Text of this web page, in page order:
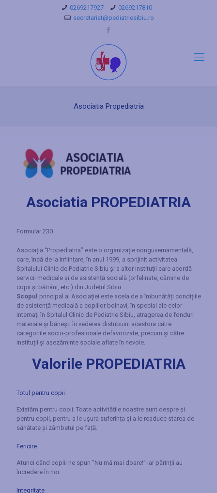
0269217927
0269217810
secretariat@pediatriesibiu.ro
Asociatia Propediatria
Asociatia PROPEDIATRIA
Formular 230
Asociația “Propediatria” este o organizație nonguvernamentală,
care, încă de la înființare, în anul 1999, a sprijinit activitatea
Spitalului Clinic de Pediatrie Sibiu şi a altor instituții care acordă
servicii medicale și de asistență socială (orfelinate, cămine de
copii şi bătrâni, etc.) din Județul Sibiu.
Scopul principal al Asociației este acela de a îmbunătăți condițiile
de asistență medicală a copiilor bolnavi, în special ale celor
internați în Spitalul Clinic de Pediatrie Sibiu, atragerea de fonduri
materiale și bănești în vederea distribuirii acestora către
categoriile socio-profesionale defavorizate, precum și către
instituții și așezăminte sociale aflate în nevoie.
Valorile PROPEDIATRIA
Totul pentru copii
Existăm pentru copii. Toate activitățile noastre sunt despre și
pentru copii, pentru a le ușura suferința și a le readuce starea de
sănătate și zâmbetul pe față.
Fericire
Atunci când copiii ne spun ”Nu mă mai doare!” iar părinții au
încredere în noi.
Integritate